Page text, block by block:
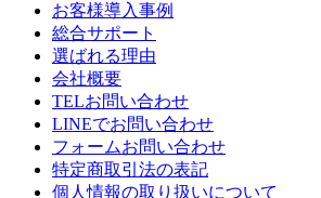
お客様導入事例
総合サポート
選ばれる理由
会社概要
TELお問い合わせ
LINEでお問い合わせ
フォームお問い合わせ
特定商取引法の表記
個人情報の取り扱いについて